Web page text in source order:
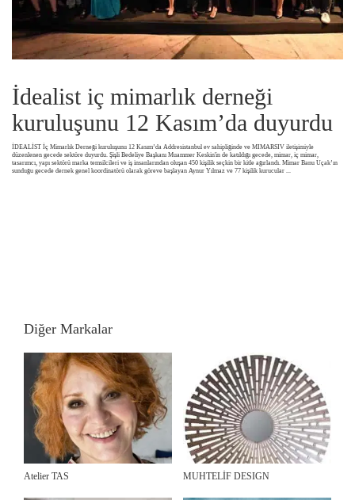
İdealist iç mimarlık derneği
kuruluşunu 12 Kasım’da duyurdu
İDEALİST İç Mimarlık Derneği kuruluşunu 12 Kasım’da Addresistanbul ev sahipliğinde ve MIMARSIV iletişimiyle
düzenlenen gecede sektöre duyurdu. Şişli Bedeliye Başkanı Muammer Keskin'in de katıldığı gecede, mimar, iç mimar,
tasarımcı, yapı sektörü marka temsilcileri ve iş insanlarından oluşan 450 kişilik seçkin bir kitle ağırlandı. Mimar Banu Uçak’ın
sunduğu gecede dernek genel koordinatörü olarak göreve başlayan Aynur Yılmaz ve 77 kişilik kurucular ...
Diğer Markalar
Atelier TAS MUHTELİF DESIGN